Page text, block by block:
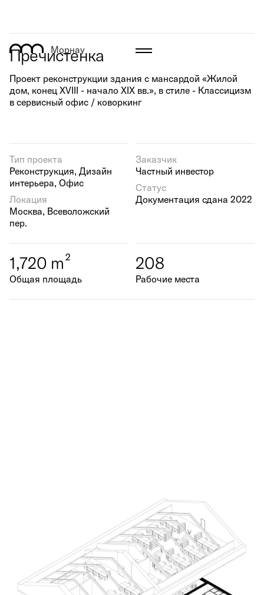
Морнау
Пречистенка
Проект реконструкции здания с мансардой «Жилой
дом, конец XVIII - начало XIX вв.», в стиле - Классицизм
в сервисный офис / коворкинг
Тип проекта
Реконструкция, Дизайн
интерьера, Офис
Локация
Москва, Всеволожский
пер.
Заказчик
Частный инвестор
Статус
Документация сдана 2022
1,720 m 2
Общая площадь
208
Рабочие места